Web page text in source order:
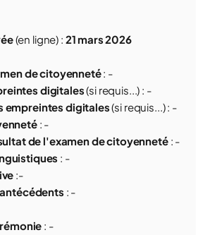
(en ligne) : 21 mars 2026
de citoyenneté: -
digitales(si requis...) : -
empreintes digitales(si requis...) : -
: -
de l'examen de citoyenneté: -
: -
:-
: -
: -